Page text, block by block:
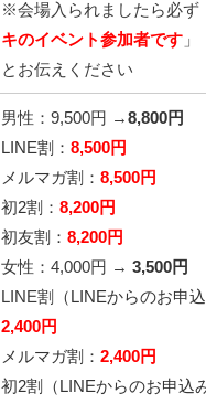
※会場入られましたら必ず
キのイベント参加者です 」
とお伝えください
男性：9,500円 → 8,800円
LINE割： 8,500円
メルマガ割： 8,500円
初2割： 8,200円
初友割： 8,200円
女性：4,000円 → 3,500円
LINE割
（LINEからのお申込
2,400円
メルマガ割： 2,400円
初2割
（LINEからのお申込